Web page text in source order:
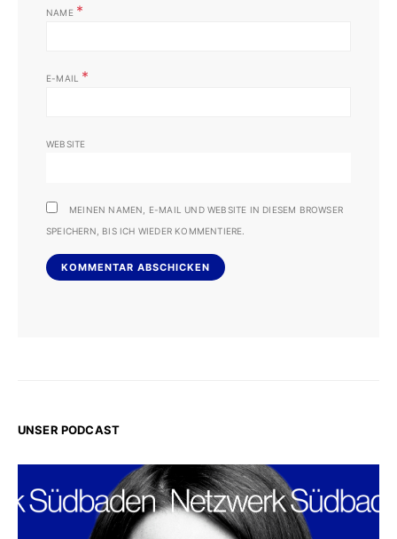
NAME *
E-MAIL *
WEBSITE
MEINEN NAMEN, E-MAIL UND WEBSITE IN DIESEM BROWSER
SPEICHERN, BIS ICH WIEDER KOMMENTIERE.
UNSER PODCAST